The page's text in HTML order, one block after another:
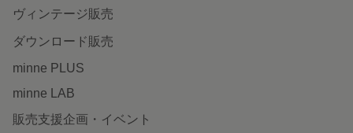
ヴィンテージ販売
ダウンロード販売
minne PLUS
minne LAB
販売支援企画・イベント